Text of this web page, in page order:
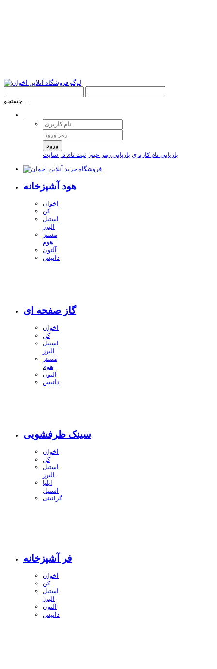
جستجو ...
.
ورود
بازیابی نام کاربری بازیابی رمز عبور ثبت نام در سایت
هود آشپزخانه
اخوان
کن
استیل
البرز
مستر
هوم
آلتون
داتیس
گاز صفحه ای
اخوان
کن
استیل
البرز
مستر
هوم
آلتون
داتیس
سینک ظرفشویی
اخوان
کن
استیل
البرز
ایلیا
استیل
گرانیتی
فر آشپزخانه
اخوان
کن
استیل
البرز
آلتون
داتیس